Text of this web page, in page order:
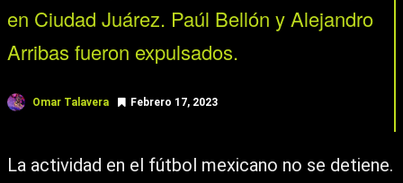
en Ciudad Juárez. Paúl Bellón y Alejandro
Arribas fueron expulsados.
Omar Talavera Febrero 17, 2023
La actividad en el fútbol mexicano no se detiene.